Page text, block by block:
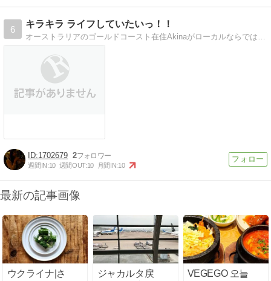
6
キラキラ ライフしていたいっ！！
1702679 2
週間IN:10 週間OUT:10 月間IN:10
最新の記事画像
ウクライナ|さ
ジャカルタ戻
VEGEGO 오늘